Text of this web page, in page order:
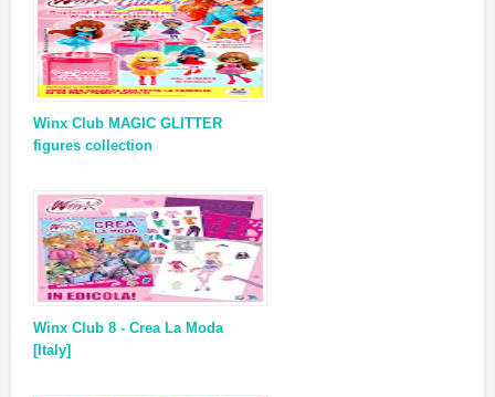
Winx Club MAGIC GLITTER
figures collection
Winx Club 8 - Crea La Moda
[Italy]